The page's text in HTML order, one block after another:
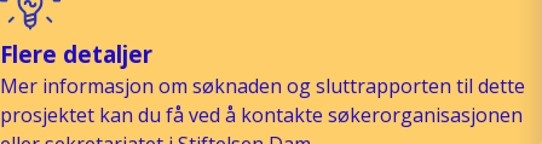
Flere detaljer
Mer informasjon om søknaden og sluttrapporten til dette
prosjektet kan du få ved å kontakte søkerorganisasjonen